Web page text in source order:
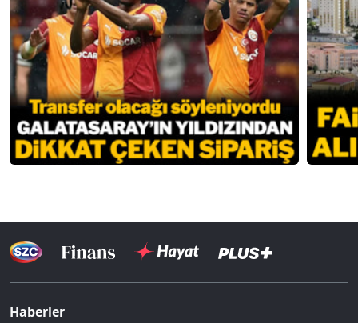
Haberler